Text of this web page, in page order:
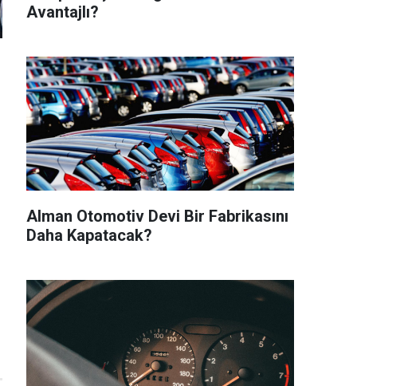
Avantajlı?
Alman Otomotiv Devi Bir Fabrikasını
Daha Kapatacak?